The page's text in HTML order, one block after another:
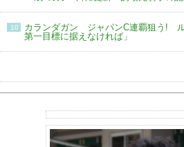
10
カランダガン ジャパンC連覇狙う!
第一目標に据えなければ」